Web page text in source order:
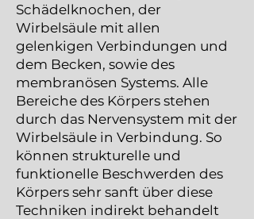
Schädelknochen, der
Wirbelsäule mit allen
gelenkigen Verbindungen und
dem Becken, sowie des
membranösen Systems. Alle
Bereiche des Körpers stehen
durch das Nervensystem mit der
Wirbelsäule in Verbindung. So
können strukturelle und
funktionelle Beschwerden des
Körpers sehr sanft über diese
Techniken indirekt behandelt